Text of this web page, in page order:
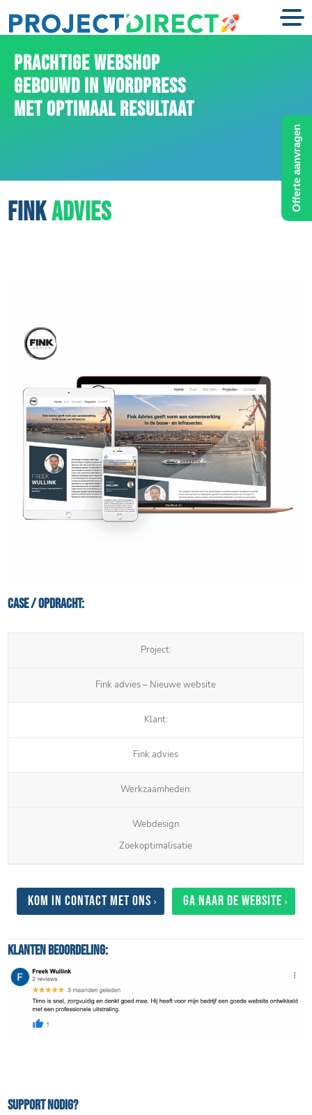
PRACHTIGE WEBSHOP
GEBOUWD IN WORDPRESS
MET OPTIMAAL RESULTAAT
FINKADVIES
Case / Opdracht:
Project:
Fink advies – Nieuwe website
Klant:
Fink advies
Werkzaamheden:
Webdesign
Zoekoptimalisatie
Kom in contact met ons Ga naar de website
Klanten beoordeling:
Support nodig?
Offerte aanvragen